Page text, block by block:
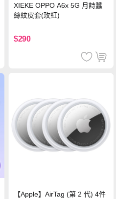
XIEKE OPPO A6x 5G 月詩蠶
絲紋皮套(玫紅)
$290
【Apple】AirTag (第 2 代) 4件